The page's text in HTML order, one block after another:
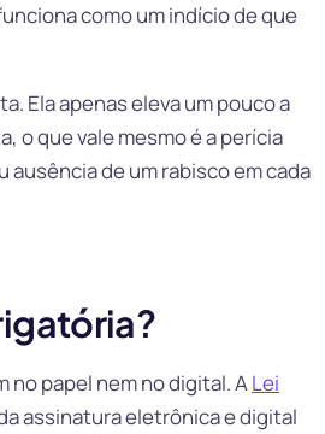
como um indício de que
Ela apenas eleva um pouco a
o que vale mesmo é a perícia
de um rabisco em cada
no papel nem no digital. A Lei
assinatura eletrônica e digital